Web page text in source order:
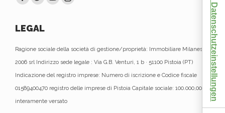
Facebook
opens
Twitter
opens
YouTubeInstagram
LEGAL
Ragione sociale della società di gestione/proprietà: Immobiliare Milanese
2006 srl Indirizzo sede legale : Via G.B. Venturi, 1 b · 51100 Pistoia (PT)
Indicazione del registro imprese: Numero di iscrizione e Codice fiscale
01589400470 registro delle imprese di Pistoia Capitale sociale: 100.000,00 €
interamente versato
Ihre Datenschutzeinstellungen